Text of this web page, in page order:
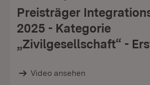
Preisträger
2025 - Kategorie
„Zivilgesellschaft“ -
Video ansehen